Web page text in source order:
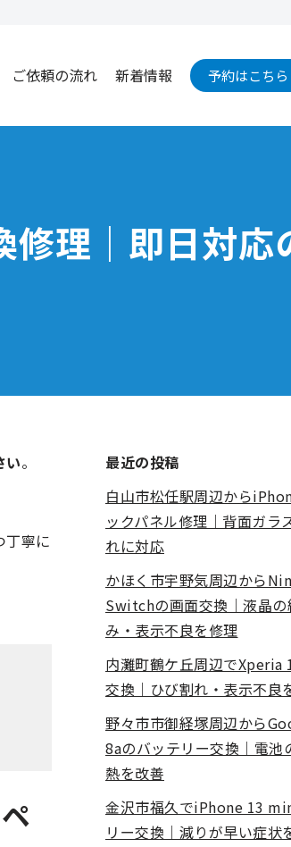
ご依頼の流れ 新着情報 予約はこちら
理｜即日対応
い。
丁寧に
最近の投稿
白山市松任駅周辺から
ックパネル修理｜背面ガラ
れに対応
かほく市宇野気周辺から
Switchの画面交換｜液晶の
み・表示不良を修理
内灘町鶴ケ丘周辺でXperia
交換｜ひび割れ・表示不良
野々市市御経塚周辺から
8aのバッテリー交換｜電池
熱を改善
金沢市福久でiPhone 13
リー交換｜減りが早い症状